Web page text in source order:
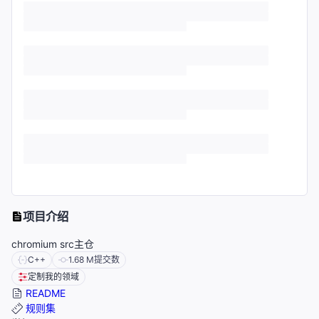
项目介绍
chromium src主仓
C++ 1.68 M提交数
定制我的领域
README
规则集